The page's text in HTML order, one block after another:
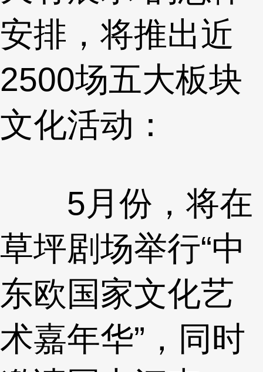
安排，将推出近
2500场五大板块
文化活动：
5月份，将在
草坪剧场举行“中
东欧国家文化艺
术嘉年华”，同时